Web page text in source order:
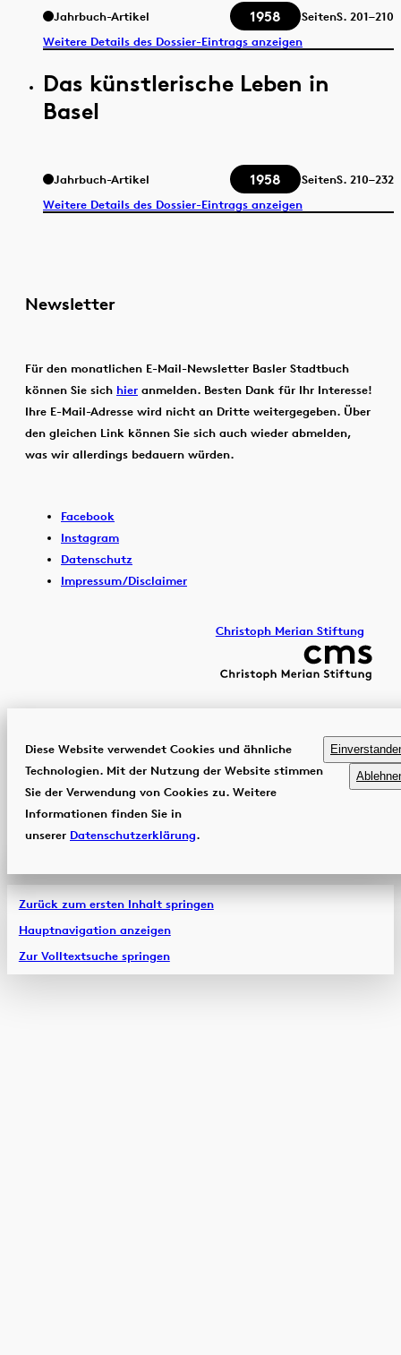
Jahrbuch-Artikel 1958 SeitenS. 201–210
Weitere Details des Dossier-Eintrags anzeigen
Das künstlerische Leben in
Basel
Jahrbuch-Artikel 1958 SeitenS. 210–232
Weitere Details des Dossier-Eintrags anzeigen
Newsletter
Für den monatlichen E-Mail-Newsletter Basler Stadtbuch
können Sie sich hier anmelden. Besten Dank für Ihr Interesse!
Ihre E-Mail-Adresse wird nicht an Dritte weitergegeben. Über
den gleichen Link können Sie sich auch wieder abmelden,
was wir allerdings bedauern würden.
Facebook
Instagram
Datenschutz
Impressum/Disclaimer
Christoph Merian Stiftung
Diese Website verwendet Cookies und ähnliche
Technologien. Mit der Nutzung der Website stimmen
Sie der Verwendung von Cookies zu. Weitere
Informationen finden Sie in
unserer Datenschutzerklärung.
Zurück zum ersten Inhalt springen
Hauptnavigation anzeigen
Zur Volltextsuche springen